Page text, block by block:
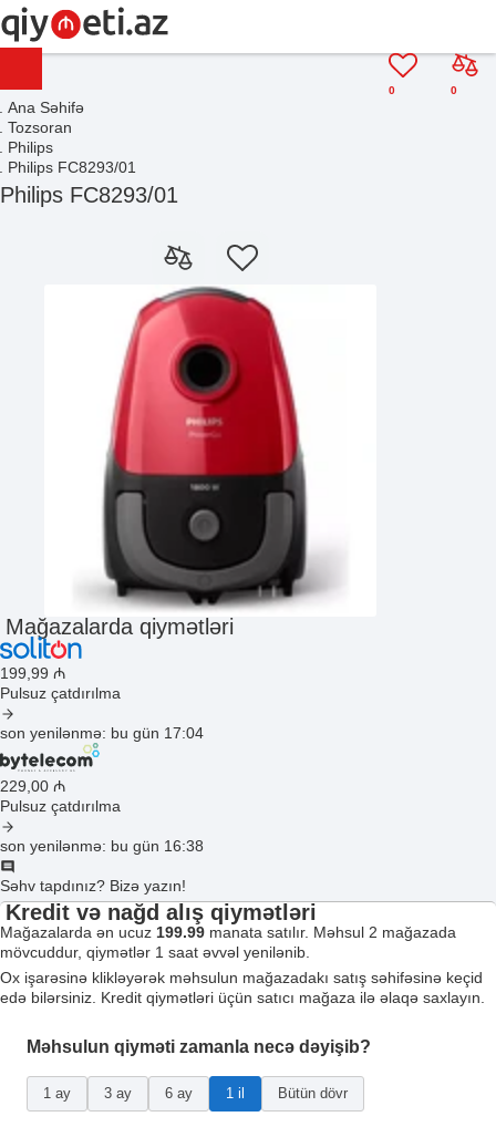
0
0
Ana Səhifə
Tozsoran
Philips
Philips FC8293/01
Philips FC8293/01
Mağazalarda qiymətləri
199 ,99 ₼
Pulsuz çatdırılma
son yenilənmə: bu gün 17:04
229 ,00 ₼
Pulsuz çatdırılma
son yenilənmə: bu gün 16:38
Səhv tapdınız? Bizə yazın!
Kredit və nağd alış qiymətləri
Mağazalarda ən ucuz 199.99 manata satılır. Məhsul 2 mağazada
mövcuddur, qiymətlər 1 saat əvvəl yenilənib.
Ox işarəsinə klikləyərək məhsulun mağazadakı satış səhifəsinə keçid
edə bilərsiniz. Kredit qiymətləri üçün satıcı mağaza ilə əlaqə saxlayın.
Məhsulun qiyməti zamanla necə dəyişib?
1 ay 3 ay 6 ay 1 il Bütün dövr